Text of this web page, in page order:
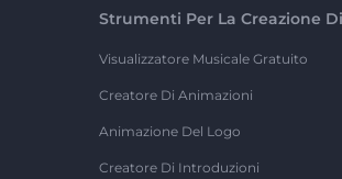
Strumenti Per La Creazione
Visualizzatore Musicale Gratuito
Creatore Di Animazioni
Animazione Del Logo
Creatore Di Introduzioni